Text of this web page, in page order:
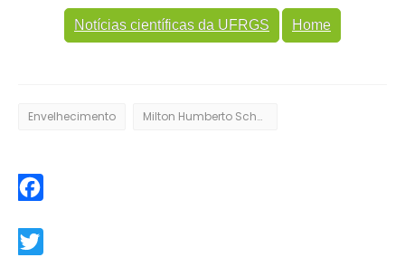
Notícias científicas da UFRGS Home
Envelhecimento Milton Humberto Schanes dos Santos